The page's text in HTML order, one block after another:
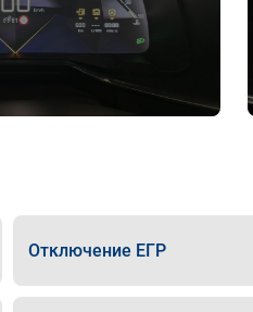
Отключение ЕГР